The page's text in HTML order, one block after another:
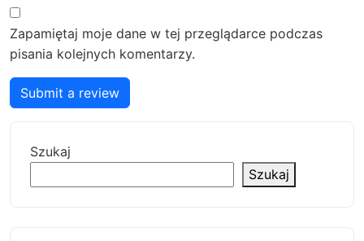
Zapamiętaj moje dane w tej przeglądarce podczas
pisania kolejnych komentarzy.
Submit a review
Szukaj
Szukaj